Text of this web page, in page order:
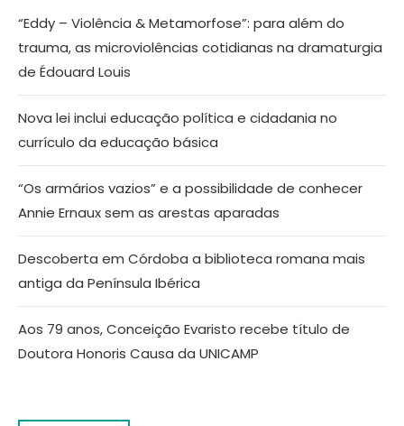
“Eddy – Violência & Metamorfose”: para além do
trauma, as microviolências cotidianas na dramaturgia
de Édouard Louis
Nova lei inclui educação política e cidadania no
currículo da educação básica
“Os armários vazios” e a possibilidade de conhecer
Annie Ernaux sem as arestas aparadas
Descoberta em Córdoba a biblioteca romana mais
antiga da Península Ibérica
Aos 79 anos, Conceição Evaristo recebe título de
Doutora Honoris Causa da UNICAMP